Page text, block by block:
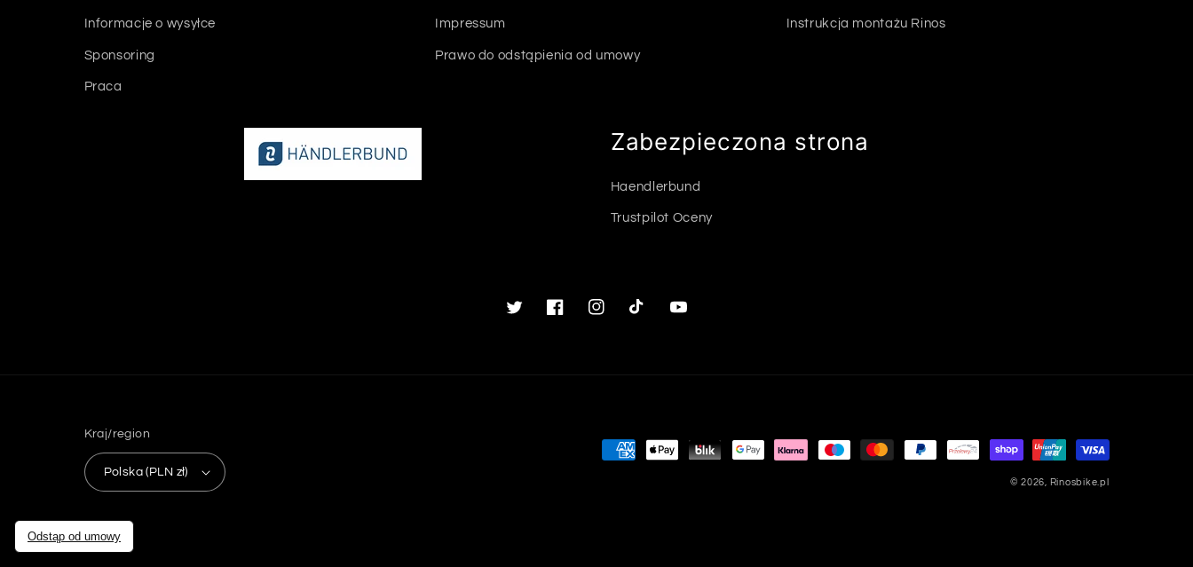
Informacje o wysyłce
Sponsoring
Praca
Impressum
Prawo do odstąpienia od umowy
Instrukcja montażu Rinos
Zabezpieczona strona
Haendlerbund
Trustpilot Oceny
TwitterFacebookInstagramTikTok Youtube
Kraj/region
Polska (PLN zł)
Metody
© 2026, Rinosbike.pl
Odstąp od umowy